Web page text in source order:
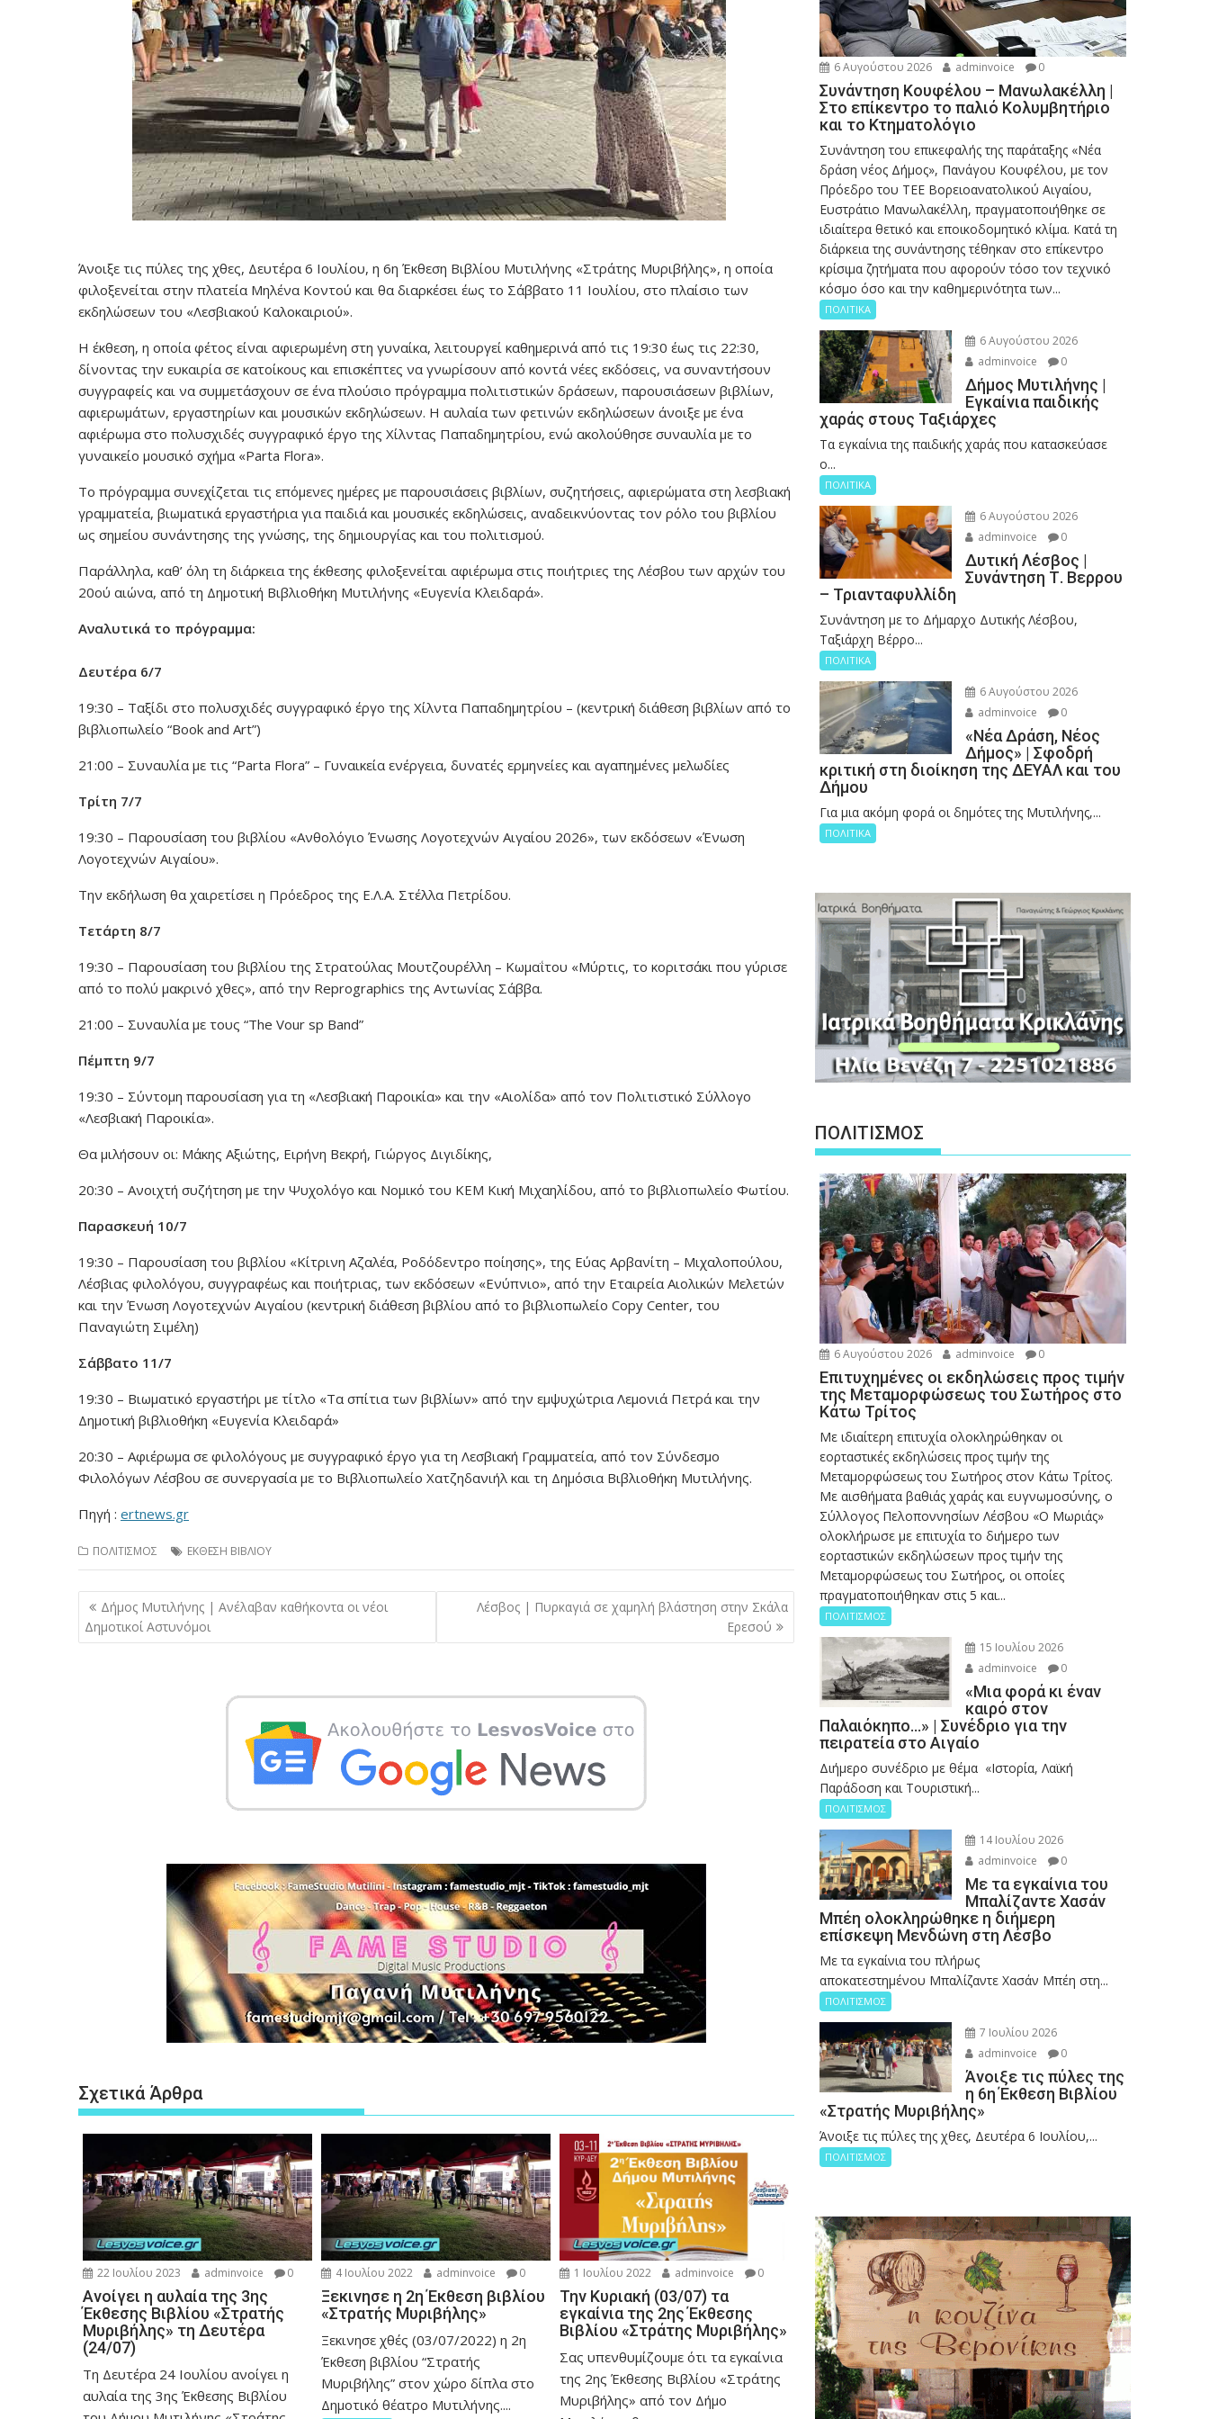
Άνοιξε τις πύλες της χθες, Δευτέρα 6 Ιουλίου, η 6η Έκθεση Βιβλίου Μυτιλήνης «Στράτης Μυριβήλης», η οποία
φιλοξενείται στην πλατεία Μηλένα Κοντού και θα διαρκέσει έως το Σάββατο 11 Ιουλίου, στο πλαίσιο των
εκδηλώσεων του «Λεσβιακού Καλοκαιριού».
Η έκθεση, η οποία φέτος είναι αφιερωμένη στη γυναίκα, λειτουργεί καθημερινά από τις 19:30 έως τις 22:30,
δίνοντας την ευκαιρία σε κατοίκους και επισκέπτες να γνωρίσουν από κοντά νέες εκδόσεις, να συναντήσουν
συγγραφείς και να συμμετάσχουν σε ένα πλούσιο πρόγραμμα πολιτιστικών δράσεων, παρουσιάσεων βιβλίων,
αφιερωμάτων, εργαστηρίων και μουσικών εκδηλώσεων. Η αυλαία των φετινών εκδηλώσεων άνοιξε με ένα
αφιέρωμα στο πολυσχιδές συγγραφικό έργο της Χίλντας Παπαδημητρίου, ενώ ακολούθησε συναυλία με το
γυναικείο μουσικό σχήμα «Parta Flora».
Το πρόγραμμα συνεχίζεται τις επόμενες ημέρες με παρουσιάσεις βιβλίων, συζητήσεις, αφιερώματα στη λεσβιακή
γραμματεία, βιωματικά εργαστήρια για παιδιά και μουσικές εκδηλώσεις, αναδεικνύοντας τον ρόλο του βιβλίου
ως σημείου συνάντησης της γνώσης, της δημιουργίας και του πολιτισμού.
Παράλληλα, καθ’ όλη τη διάρκεια της έκθεσης φιλοξενείται αφιέρωμα στις ποιήτριες της Λέσβου των αρχών του
20ού αιώνα, από τη Δημοτική Βιβλιοθήκη Μυτιλήνης «Ευγενία Κλειδαρά».
Αναλυτικά το πρόγραμμα:
Δευτέρα 6/7
19:30 – Ταξίδι στο πολυσχιδές συγγραφικό έργο της Χίλντα Παπαδημητρίου – (κεντρική διάθεση βιβλίων από το
βιβλιοπωλείο “Book and Art”)
21:00 – Συναυλία με τις “Parta Flora” – Γυναικεία ενέργεια, δυνατές ερμηνείες και αγαπημένες μελωδίες
Τρίτη 7/7
19:30 – Παρουσίαση του βιβλίου «Ανθολόγιο Ένωσης Λογοτεχνών Αιγαίου 2026», των εκδόσεων «Ένωση
Λογοτεχνών Αιγαίου».
Την εκδήλωση θα χαιρετίσει η Πρόεδρος της Ε.Λ.Α. Στέλλα Πετρίδου.
Τετάρτη 8/7
19:30 – Παρουσίαση του βιβλίου της Στρατούλας Μουτζουρέλλη – Κωμαΐτου «Μύρτις, το κοριτσάκι που γύρισε
από το πολύ μακρινό χθες», από την Reprographics της Αντωνίας Σάββα.
21:00 – Συναυλία με τους “The Vour sp Band”
Πέμπτη 9/7
19:30 – Σύντομη παρουσίαση για τη «Λεσβιακή Παροικία» και την «Αιολίδα» από τον Πολιτιστικό Σύλλογο
«Λεσβιακή Παροικία».
Θα μιλήσουν οι: Μάκης Αξιώτης, Ειρήνη Βεκρή, Γιώργος Διγιδίκης,
20:30 – Ανοιχτή συζήτηση με την Ψυχολόγο και Νομικό του ΚΕΜ Κική Μιχαηλίδου, από το βιβλιοπωλείο Φωτίου.
Παρασκευή 10/7
19:30 – Παρουσίαση του βιβλίου «Κίτρινη Αζαλέα, Ροδόδεντρο ποίησης», της Εύας Αρβανίτη – Μιχαλοπούλου,
Λέσβιας φιλολόγου, συγγραφέως και ποιήτριας, των εκδόσεων «Ενύπνιο», από την Εταιρεία Αιολικών Μελετών
και την Ένωση Λογοτεχνών Αιγαίου (κεντρική διάθεση βιβλίου από το βιβλιοπωλείο Copy Center, του
Παναγιώτη Σιμέλη)
Σάββατο 11/7
19:30 – Βιωματικό εργαστήρι με τίτλο «Τα σπίτια των βιβλίων» από την εμψυχώτρια Λεμονιά Πετρά και την
Δημοτική βιβλιοθήκη «Ευγενία Κλειδαρά»
20:30 – Αφιέρωμα σε φιλολόγους με συγγραφικό έργο για τη Λεσβιακή Γραμματεία, από τον Σύνδεσμο
Φιλολόγων Λέσβου σε συνεργασία με το Βιβλιοπωλείο Χατζηδανιήλ και τη Δημόσια Βιβλιοθήκη Μυτιλήνης.
Πηγή : ertnews.gr
ΠΟΛΙΤΙΣΜΟΣ ΕΚΘΕΣΗ ΒΙΒΛΙΟΥ
Πλοήγηση
άρθρων
Δήμος Μυτιλήνης | Ανέλαβαν καθήκοντα οι νέοι
Δημοτικοί Αστυνόμοι
Λέσβος | Πυρκαγιά σε χαμηλή βλάστηση στην Σκάλα
Ερεσού
Σχετικά Άρθρα
22 Ιουλίου 2023 adminvoice 0
Ανοίγει η αυλαία της 3ης
Έκθεσης Βιβλίου «Στρατής
Μυριβήλης» τη Δευτέρα
(24/07)
Τη Δευτέρα 24 Ιουλίου ανοίγει η
αυλαία της 3ης Έκθεσης Βιβλίου
4 Ιουλίου 2022 adminvoice 0
Ξεκινησε η 2η Έκθεση βιβλίου
«Στρατής Μυριβήλης»
Ξεκινησε χθές (03/07/2022) η 2η
Έκθεση βιβλίου “Στρατής
Μυριβήλης” στον χώρο δίπλα στο
Δημοτικό θέατρο Μυτιλήνης....
1 Ιουλίου 2022 adminvoice 0
Την Κυριακή (03/07) τα
εγκαίνια της 2ης Έκθεσης
Βιβλίου «Στράτης Μυριβήλης»
Σας υπενθυμίζουμε ότι τα εγκαίνια
της 2ης Έκθεσης Βιβλίου «Στράτης
Μυριβήλης» από τον Δήμο
6 Αυγούστου 2026 adminvoice 0
Συνάντηση Κουφέλου – Μανωλακέλλη |
Στο επίκεντρο το παλιό Κολυμβητήριο
και το Κτηματολόγιο
Συνάντηση του επικεφαλής της παράταξης «Νέα
δράση νέος Δήμος», Πανάγου Κουφέλου, με τον
Πρόεδρο του ΤΕΕ Βορειοανατολικού Αιγαίου,
Ευστράτιο Μανωλακέλλη, πραγματοποιήθηκε σε
ιδιαίτερα θετικό και εποικοδομητικό κλίμα. Κατά τη
διάρκεια της συνάντησης τέθηκαν στο επίκεντρο
κρίσιμα ζητήματα που αφορούν τόσο τον τεχνικό
κόσμο όσο και την καθημερινότητα των...
ΠΟΛΙΤΙΚΑ
6 Αυγούστου 2026
adminvoice
0
Δήμος Μυτιλήνης |
Εγκαίνια παιδικής
χαράς στους Ταξιάρχες
Tα εγκαίνια της παιδικής χαράς που κατασκεύασε
ο...
ΠΟΛΙΤΙΚΑ
6 Αυγούστου 2026
adminvoice
0
Δυτική Λέσβος |
Συνάντηση Τ. Βερρου
– Τριανταφυλλίδη
Συνάντηση με το Δήμαρχο Δυτικής Λέσβου,
Ταξιάρχη Βέρρο...
ΠΟΛΙΤΙΚΑ
6 Αυγούστου 2026
adminvoice
0
«Νέα Δράση, Νέος
Δήμος» | Σφοδρή
κριτική στη διοίκηση της ΔΕΥΑΛ και του
Δήμου
Για μια ακόμη φορά οι δημότες της Μυτιλήνης,...
ΠΟΛΙΤΙΚΑ
ΠΟΛΙΤΙΣΜΟΣ
6 Αυγούστου 2026 adminvoice 0
Επιτυχημένες οι εκδηλώσεις προς τιμήν
της Μεταμορφώσεως του Σωτήρος στο
Κάτω Τρίτος
Με ιδιαίτερη επιτυχία ολοκληρώθηκαν οι
εορταστικές εκδηλώσεις προς τιμήν της
Μεταμορφώσεως του Σωτήρος στον Κάτω Τρίτος.
Με αισθήματα βαθιάς χαράς και ευγνωμοσύνης, ο
Σύλλογος Πελοποννησίων Λέσβου «Ο Μωριάς»
ολοκλήρωσε με επιτυχία το διήμερο των
εορταστικών εκδηλώσεων προς τιμήν της
Μεταμορφώσεως του Σωτήρος, οι οποίες
πραγματοποιήθηκαν στις 5 και...
ΠΟΛΙΤΙΣΜΟΣ
15 Ιουλίου 2026
adminvoice
0
«Μια φορά κι έναν
καιρό στον
Παλαιόκηπο…» | Συνέδριο για την
πειρατεία στο Αιγαίο
Διήμερο συνέδριο με θέμα «Ιστορία, Λαϊκή
Παράδοση και Τουριστική...
ΠΟΛΙΤΙΣΜΟΣ
14 Ιουλίου 2026
adminvoice
0
Με τα εγκαίνια του
Μπαλίζαντε Χασάν
Μπέη ολοκληρώθηκε η διήμερη
επίσκεψη Μενδώνη στη Λέσβο
Με τα εγκαίνια του πλήρως
αποκατεστημένου Μπαλίζαντε Χασάν Μπέη στη...
ΠΟΛΙΤΙΣΜΟΣ
7 Ιουλίου 2026
adminvoice
0
Άνοιξε τις πύλες της
η 6η Έκθεση Βιβλίου
«Στρατής Μυριβήλης»
Άνοιξε τις πύλες της χθες, Δευτέρα 6 Ιουλίου,...
ΠΟΛΙΤΙΣΜΟΣ